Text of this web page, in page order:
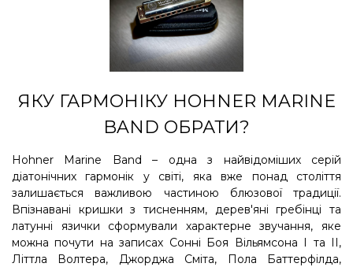
ЯКУ ГАРМОНІКУ HOHNER MARINE
BAND ОБРАТИ?
Hohner Marine Band – одна з найвідоміших серій
діатонічних гармонік у світі, яка вже понад століття
залишається важливою частиною блюзової традиції.
Впізнавані кришки з тисненням, дерев'яні гребінці та
латунні язички сформували характерне звучання, яке
можна почути на записах Сонні Боя Вільямсона I та II,
Літтла Волтера, Джорджа Сміта, Пола Баттерфілда,